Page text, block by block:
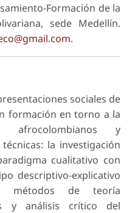
Formación de la
sede Medellín.
.
sociales de
formación en torno a la
afrocolombianos y
la investigación
cualitativo con
descriptivo-explicativo
métodos de teoría
y análisis crítico del